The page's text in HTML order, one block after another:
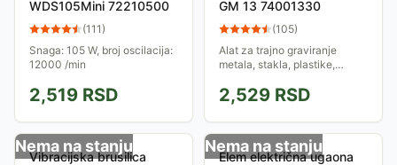
WDS105Mini 72210500
(111)
Snaga: 105 W, broj oscilacija:
12000 /min
2,519 RSD
GM 13 74001330
(105)
Alat za trajno graviranje
metala, stakla, plastike,
drugih materijala.
2,529 RSD
Nema na stanju
Vibracijska brusilica
Nema na stanju
Elem električna ugaona